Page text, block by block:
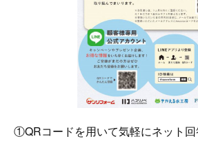
①QRコードを用いて気軽にネット